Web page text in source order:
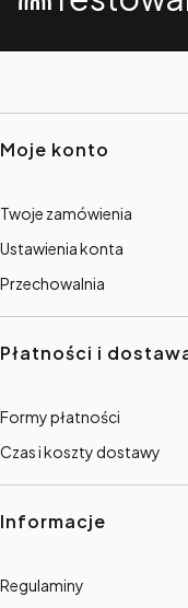
Linki w
Moje konto
Twoje zamówienia
Ustawienia konta
Przechowalnia
Płatności i
Formy płatności
Czas i koszty dostawy
Informacje
Regulaminy